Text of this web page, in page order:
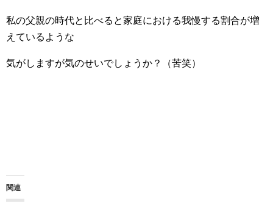
私の父親の時代と比べると家庭における我慢する割合が増
えているような
気がしますが気のせいでしょうか？（苦笑）
関連